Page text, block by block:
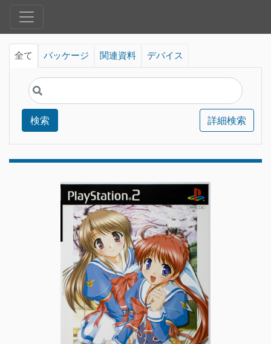
全て パッケージ 関連資料 デバイス
検索 詳細検索